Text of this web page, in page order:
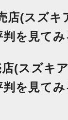
店(スズキ
を見てみ
店(スズキ
を見てみ